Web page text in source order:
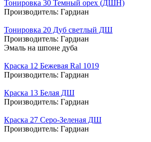
Тонировка 30 Темный орех (ДШН)
Производитель: Гардиан
Тонировка 20 Дуб светлый ДШ
Производитель: Гардиан
Эмаль на шпоне дуба
Краска 12 Бежевая Ral 1019
Производитель: Гардиан
Краска 13 Белая ДШ
Производитель: Гардиан
Краска 27 Серо-Зеленая ДШ
Производитель: Гардиан